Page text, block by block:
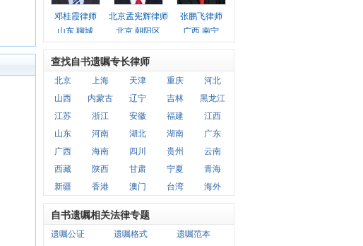
邓桂霞律师
山东 聊城
北京孟宪辉律师
北京 朝阳区
张鹏飞律师
广西 南宁
查找自书遗嘱专长律师
北京 上海 天津 重庆
河北
山西
内蒙古 辽宁 吉林
黑龙江
江苏
浙江 安徽 福建
江西
山东
河南 湖北 湖南
广东
广西
海南 四川 贵州
云南
西藏
陕西 甘肃 宁夏
青海
新疆
香港 澳门 台湾 海外
自书遗嘱相关法律专题
遗嘱公证 遗嘱格式
遗嘱范本